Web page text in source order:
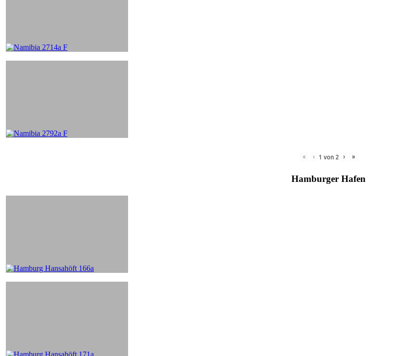
« ‹ 1 von 2 › »
Hamburger Hafen